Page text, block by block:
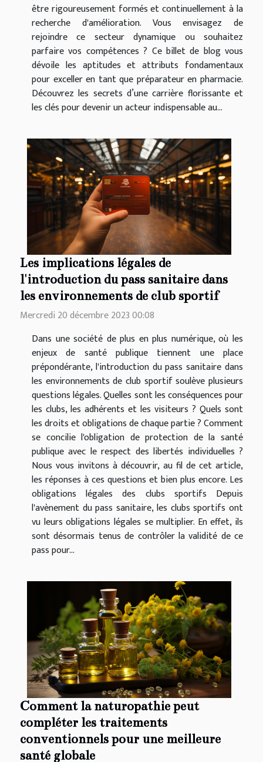
être rigoureusement formés et continuellement à la
recherche d'amélioration. Vous envisagez de
rejoindre ce secteur dynamique ou souhaitez
parfaire vos compétences ? Ce billet de blog vous
dévoile les aptitudes et attributs fondamentaux
pour exceller en tant que préparateur en pharmacie.
Découvrez les secrets d’une carrière florissante et
les clés pour devenir un acteur indispensable au...
Les implications légales de
l'introduction du pass sanitaire dans
les environnements de club sportif
Mercredi 20 décembre 2023 00:08
Dans une société de plus en plus numérique, où les
enjeux de santé publique tiennent une place
prépondérante, l'introduction du pass sanitaire dans
les environnements de club sportif soulève plusieurs
questions légales. Quelles sont les conséquences pour
les clubs, les adhérents et les visiteurs ? Quels sont
les droits et obligations de chaque partie ? Comment
se concilie l'obligation de protection de la santé
publique avec le respect des libertés individuelles ?
Nous vous invitons à découvrir, au fil de cet article,
les réponses à ces questions et bien plus encore. Les
obligations légales des clubs sportifs Depuis
l'avènement du pass sanitaire, les clubs sportifs ont
vu leurs obligations légales se multiplier. En effet, ils
sont désormais tenus de contrôler la validité de ce
pass pour...
Comment la naturopathie peut
compléter les traitements
conventionnels pour une meilleure
santé globale